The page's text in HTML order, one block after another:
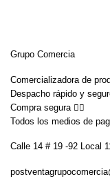
Grupo Comercia
Comercializadora de
Despacho rápido y
Compra segura 👇🏼
Todos los medios de
Calle 14 # 19 -92 Local